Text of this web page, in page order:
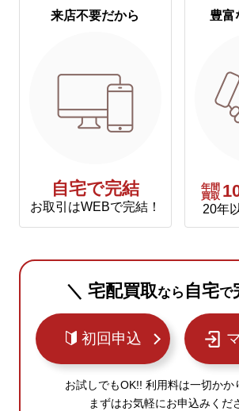
来店不要だから
自宅で完結
お取引はWEBで完結！
豊富
年間
買取
20年
＼ 宅配買取なら 自宅で
初回申込
お試しでもOK!! 利用料は一切かか
まずはお気軽にお申込みくだ